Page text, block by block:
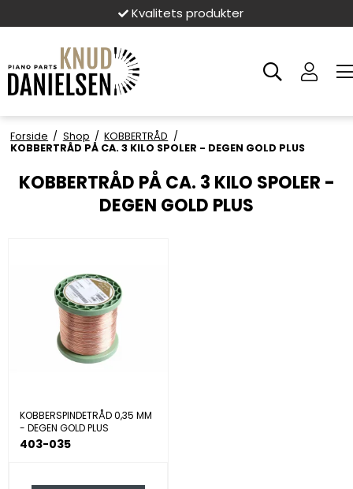
Forside / Shop / KOBBERTRÅD /
KOBBERTRÅD PÅ CA. 3 KILO SPOLER - DEGEN GOLD PLUS
KOBBERTRÅD PÅ CA. 3 KILO SPOLER -
DEGEN GOLD PLUS
KOBBERSPINDETRÅD 0,35 MM
- DEGEN GOLD PLUS
403-035